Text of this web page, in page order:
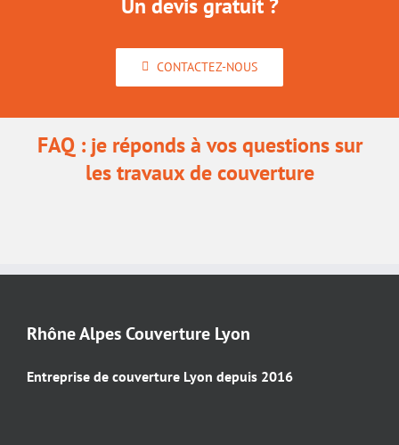
CONTACTEZ-NOUS
FAQ : je réponds à vos questions sur
les travaux de couverture
Rhône Alpes Couverture Lyon
Entreprise de couverture Lyon depuis 2016